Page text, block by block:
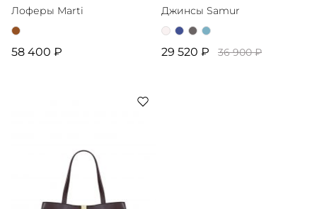
Лоферы Marti
58 400 ₽
Джинсы Samur
29 520 ₽ 36 900 ₽